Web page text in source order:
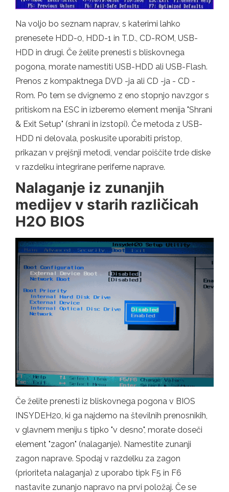
Na voljo bo seznam naprav, s katerimi lahko
prenesete HDD-0, HDD-1 in T.D., CD-ROM, USB-
HDD in drugi. Če želite prenesti s bliskovnega
pogona, morate namestiti USB-HDD ali USB-Flash.
Prenos z kompaktnega DVD -ja ali CD -ja - CD -
Rom. Po tem se dvignemo z eno stopnjo navzgor s
pritiskom na ESC in izberemo element menija "Shrani
& Exit Setup" (shrani in izstopi). Če metoda z USB-
HDD ni delovala, poskusite uporabiti pristop,
prikazan v prejšnji metodi, vendar poiščite trde diske
v razdelku integrirane periferne naprave.
Nalaganje iz zunanjih
medijev v starih različicah
H2O BIOS
Če želite prenesti iz bliskovnega pogona v BIOS
INSYDEH20, ki ga najdemo na številnih prenosnikih,
v glavnem meniju s tipko "v desno", morate doseči
element "zagon" (nalaganje). Namestite zunanji
zagon naprave. Spodaj v razdelku za zagon
(prioriteta nalaganja) z uporabo tipk F5 in F6
nastavite zunanjo napravo na prvi položaj. Če se